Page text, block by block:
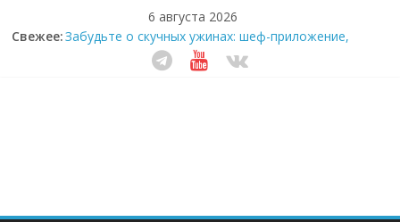
6 августа 2026
Свежее:Забудьте о скучных ужинах: шеф-приложение,
которое видит вашу еду насквозь
Небо зовёт: как бизнес на полётах дронов и
Секрет супергидратации: почему кокосовая вода с